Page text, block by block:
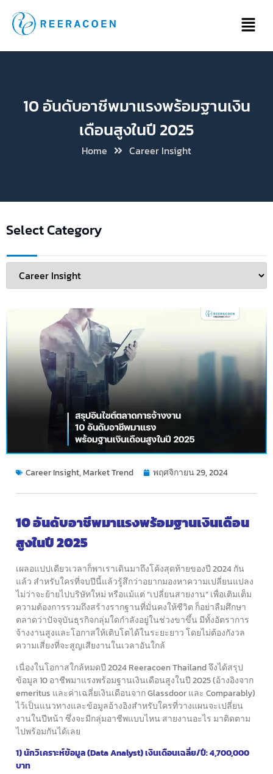
10 อันดับอาชีพมาแรงพร้อมฐานเงิน
เดือนสูงในปี 2025
Home Career Insight
Select Category
Career Insight,Market Trend พฤศจิกายน 29, 2024
10 อันดับอาชีพมาแรงพร้อมฐานเงินเดือน
สูงในปี 2025
เผลอแปปเดียวเวลาก็พาเราเดินมาถึงโค้งสุดท้ายของปี 2024 กัน
แล้ว สำหรับใครที่จบปีนี้แล้วรู้สึกว่าอยากมองหาความเปลี่ยนแปลง
ไม่ว่าจะย้ายไปบริษัทใหม่ หรือแม้แต่ “เปลี่ยนสายงาน”เพื่อเติมเต็ม
ความต้องการรวมถึงสร้างรากฐานที่มั่นคงให้ชีวิต ก็อย่าลืมศึกษา
ตลาดว่าปัจจุบันธุรกิจกลุ่มใดกำลังอยู่ในช่วงขาขึ้น มีทั้งอัตราการ
จ้างงานสูงและโอกาสให้เติบโตได้ในระยะยาวโดยไม่ต้องกังวล
ความเสี่ยงที่จะสูญเสียงานในเวลาอันใกล้
เนื่องในโอกาสใกล้หมดปี 2024 Reeracoen Thailand จึงได้สรุป
ข้อมูล10 อาชีพมาแรงพร้อมฐานเงินเดือนสูงในปี 2025(อ้างอิงจาก
emeritus และค่าเฉลี่ยเงินเดือนจาก Glassdoor และ Comparably)
ไว้เป็นแนวทางและข้อมูลอ้างอิงสำหรับใครที่วางแผนจะเปลี่ยน
งานในปีหน้าซึ่งจะมีกลุ่มอาชีพแบบไหน สายงานอะไร มาติดตาม
ไปพร้อมกันได้เลย
1) นักวิเคราะห์ข้อมูล (Data Analyst) เงินเดือนเฉลี่ย/ปี: 4,700,000
บาท